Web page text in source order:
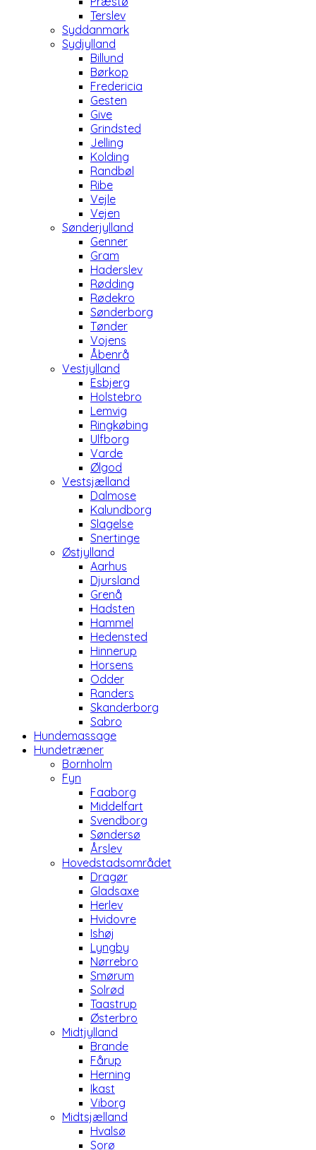
Terslev
Syddanmark
Sydjylland
Billund
Børkop
Fredericia
Gesten
Give
Grindsted
Jelling
Kolding
Randbøl
Ribe
Vejle
Vejen
Sønderjylland
Genner
Gram
Haderslev
Rødding
Rødekro
Sønderborg
Tønder
Vojens
Åbenrå
Vestjylland
Esbjerg
Holstebro
Lemvig
Ringkøbing
Ulfborg
Varde
Ølgod
Vestsjælland
Dalmose
Kalundborg
Slagelse
Snertinge
Østjylland
Aarhus
Djursland
Grenå
Hadsten
Hammel
Hedensted
Hinnerup
Horsens
Odder
Randers
Skanderborg
Sabro
Hundemassage
Hundetræner
Bornholm
Fyn
Faaborg
Middelfart
Svendborg
Søndersø
Årslev
Hovedstadsområdet
Dragør
Gladsaxe
Herlev
Hvidovre
Ishøj
Lyngby
Nørrebro
Smørum
Solrød
Taastrup
Østerbro
Midtjylland
Brande
Fårup
Herning
Ikast
Viborg
Midtsjælland
Hvalsø
Sorø